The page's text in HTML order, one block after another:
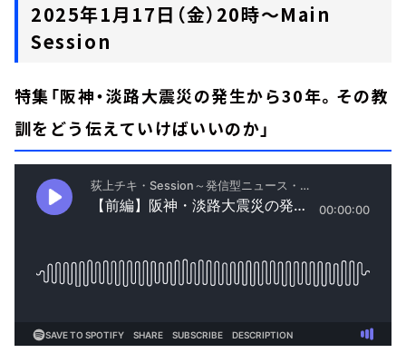
2025年1月17日（金）20時～Main
Session
特集「阪神・淡路大震災の発生から30年。その教
訓をどう伝えていけばいいのか」